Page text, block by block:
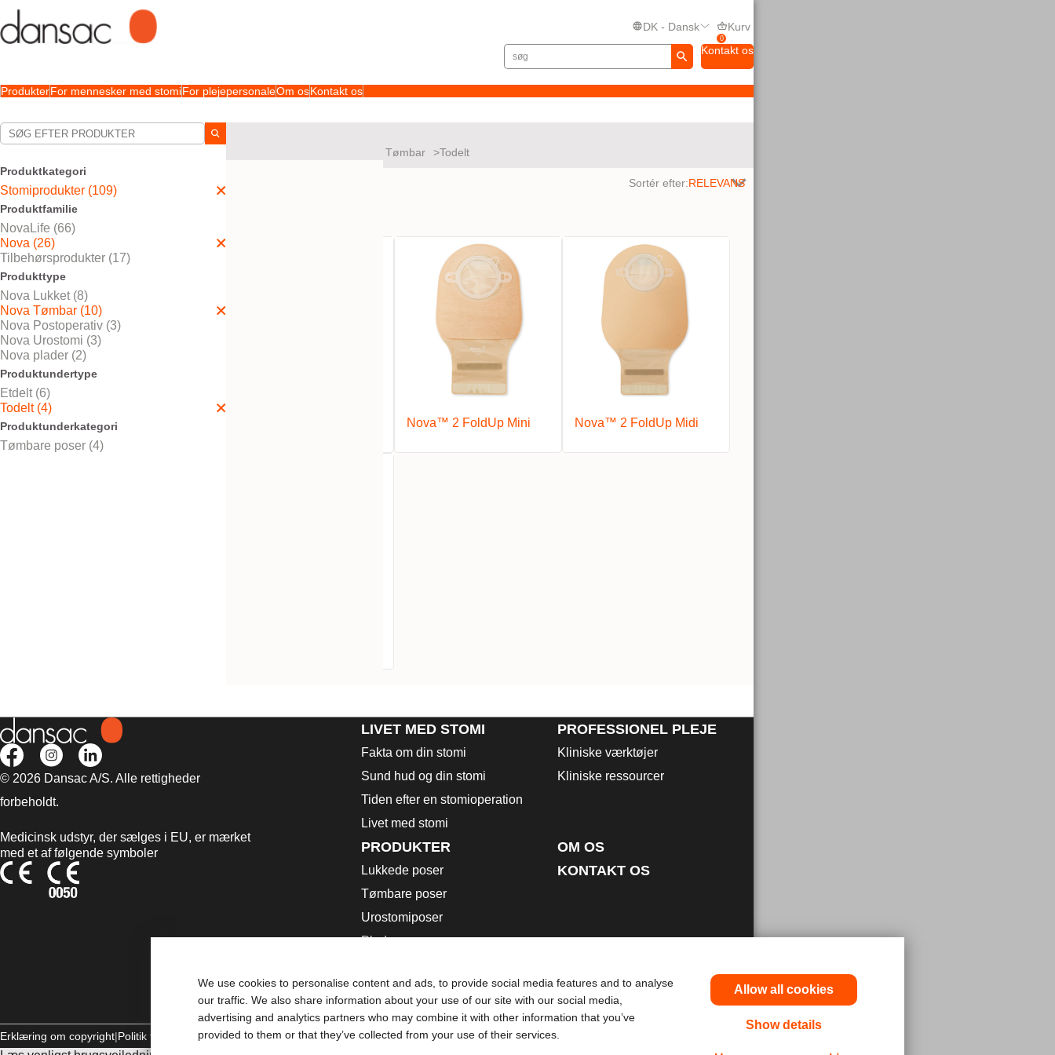
We use cookies to personalise content and ads, to provide social media features and to analyse
our traffic. We also share information about your use of our site with our social media,
advertising and analytics partners who may combine it with other information that you’ve
provided to them or that they’ve collected from your use of their services.
Allow all cookies
Show details
DK - Dansk
0
Kurv
Kontakt os
ProdukterFor mennesker med stomiFor plejepersonaleOm osKontakt os
Produktkategori
Stomiprodukter (109)
Produktfamilie
NovaLife (66)
Nova (26)
Tilbehørsprodukter (17)
Produkttype
Nova Lukket (8)
Nova Tømbar (10)
Nova Postoperativ (3)
Nova Urostomi (3)
Nova plader (2)
Produktundertype
Etdelt (6)
Todelt (4)
Produktunderkategori
Tømbare poser (4)
Nova Tømbar Todelt
Sortér efter:
Nova™ 2 FoldUp Mini Nova™ 2 FoldUp Midi
© 2026 Dansac A/S. Alle rettigheder
forbeholdt.
Medicinsk udstyr, der sælges i EU, er mærket
med et af følgende symboler
LIVET MED STOMI
Fakta om din stomi
Sund hud og din stomi
Tiden efter en stomioperation
Livet med stomi
PROFESSIONEL PLEJE
Kliniske værktøjer
Kliniske ressourcer
PRODUKTER
Lukkede poser
Tømbare poser
Urostomiposer
Plader
Brugsanvisning
Sikkerhedsdatablade
OM OS
KONTAKT OS
Erklæring om copyright Politik til beskyttelse af personlige oplysninger Brug af cookies